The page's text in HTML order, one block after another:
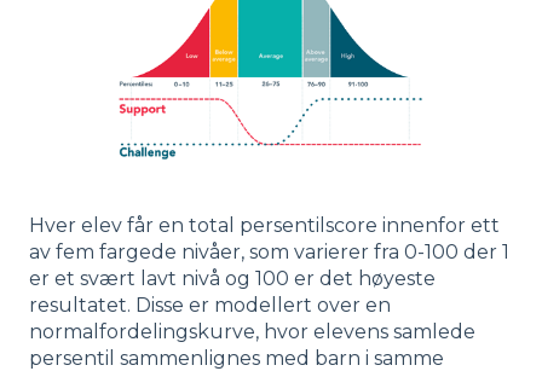
Hver elev får en total persentilscore innenfor ett
av fem fargede nivåer, som varierer fra 0-100 der 1
er et svært lavt nivå og 100 er det høyeste
resultatet. Disse er modellert over en
normalfordelingskurve, hvor elevens samlede
persentil sammenlignes med barn i samme